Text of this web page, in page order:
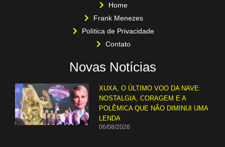
Home
Frank Menezes
Política de Privacidade
Contato
Novas Notícias
XUXA, O ÚLTIMO VOO DA NAVE:
NOSTALGIA, CORAGEM E A
POLÊMICA QUE NÃO DIMINUI UMA
LENDA
06/08/2026